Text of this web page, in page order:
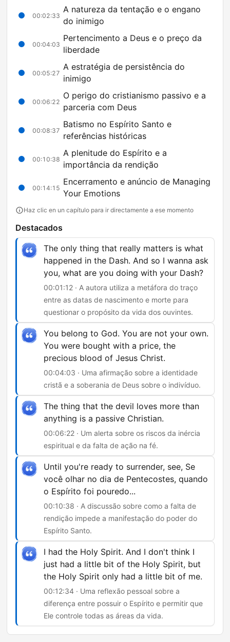
00:02:33
A natureza da tentação e o engano
do inimigo
00:04:03
Pertencimento a Deus e o preço da
liberdade
00:05:27
A estratégia de persistência do
inimigo
00:06:22
O perigo do cristianismo passivo e a
parceria com Deus
00:08:37
Batismo no Espírito Santo e
referências históricas
00:10:38
A plenitude do Espírito e a
importância da rendição
00:14:15
Encerramento e anúncio de Managing
Your Emotions
Haz clic en un capítulo para ir directamente a ese momento
Destacados
The only thing that really matters is what
happened in the Dash. And so I wanna ask
you, what are you doing with your Dash?
00:01:12 · A autora utiliza a metáfora do traço
entre as datas de nascimento e morte para
questionar o propósito da vida dos ouvintes.
You belong to God. You are not your own.
You were bought with a price, the
precious blood of Jesus Christ.
00:04:03 · Uma afirmação sobre a identidade
cristã e a soberania de Deus sobre o indivíduo.
The thing that the devil loves more than
anything is a passive Christian.
00:06:22 · Um alerta sobre os riscos da inércia
espiritual e da falta de ação na fé.
Until you're ready to surrender, see, Se
você olhar no dia de Pentecostes, quando
o Espírito foi pouredo...
00:10:38 · A discussão sobre como a falta de
rendição impede a manifestação do poder do
Espírito Santo.
I had the Holy Spirit. And I don't think I
just had a little bit of the Holy Spirit, but
the Holy Spirit only had a little bit of me.
00:12:34 · Uma reflexão pessoal sobre a
diferença entre possuir o Espírito e permitir que
Ele controle todas as áreas da vida.